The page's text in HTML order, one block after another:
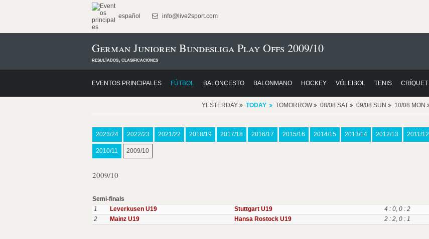
español info@live2sport.com
German Junioren Bundesliga Play Offs 2009/10
resultados, clasificaciones
EVENTOS PRINCIPALES FÚTBOL BALONCESTO BALONMANO HOCKEY VÓLEIBOL TENIS CRÍQUET
YESTERDAY TODAY TOMORROW 08/08 SAT 09/08 SUN 10/08 MON
2023/24 2022/23 2021/22 2018/19 2017/18 2016/17 2015/16 2014/15 2013/14 2012/13 2011/12
2010/11 2009/10
2009/10
Semi-finals
1
Leverkusen U19 Stuttgart U19 4 : 0, 0 : 2
2
Mainz U19 Hansa Rostock U19 2 : 2, 0 : 1